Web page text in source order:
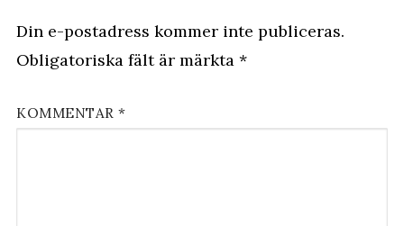
Din e-postadress kommer inte publiceras.
Obligatoriska fält är märkta *
KOMMENTAR *